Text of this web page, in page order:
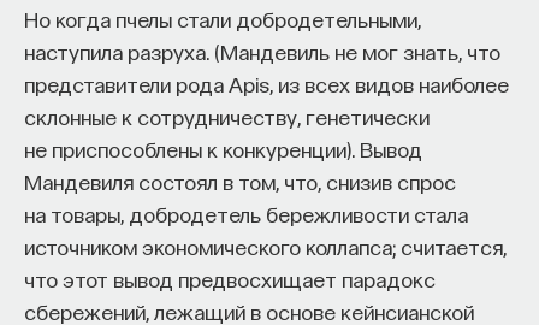
Но когда пчелы стали добродетельными,
наступила разруха. (Мандевиль не мог знать, что
представители рода Apis, из всех видов наиболее
склонные к сотрудничеству, генетически
не приспособлены к конкуренции). Вывод
Мандевиля состоял в том, что, снизив спрос
на товары, добродетель бережливости стала
источником экономического коллапса; считается,
что этот вывод предвосхищает парадокс
сбережений, лежащий в основе кейнсианской